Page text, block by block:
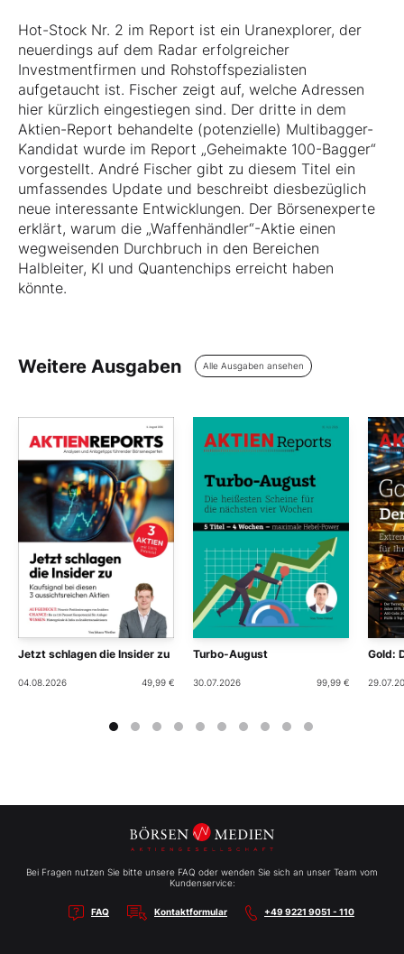
Hot-Stock Nr. 2 im Report ist ein Uranexplorer, der
neuerdings auf dem Radar erfolgreicher
Investmentfirmen und Rohstoffspezialisten
aufgetaucht ist. Fischer zeigt auf, welche Adressen
hier kürzlich eingestiegen sind. Der dritte in dem
Aktien-Report behandelte (potenzielle) Multibagger-
Kandidat wurde im Report „Geheimakte 100-Bagger“
vorgestellt. André Fischer gibt zu diesem Titel ein
umfassendes Update und beschreibt diesbezüglich
neue interessante Entwicklungen. Der Börsenexperte
erklärt, warum die „Waffenhändler“-Aktie einen
wegweisenden Durchbruch in den Bereichen
Halbleiter, KI und Quantenchips erreicht haben
könnte.
Weitere Ausgaben Alle Ausgaben ansehen
Jetzt schlagen die Insider zu
04.08.2026 49,99 €
Turbo-August
30.07.2026 99,99 €
Gold:
Bei Fragen nutzen Sie bitte unsere FAQ oder wenden Sie sich an unser Team vom
Kundenservice:
FAQ Kontaktformular +49 9221 9051 - 110